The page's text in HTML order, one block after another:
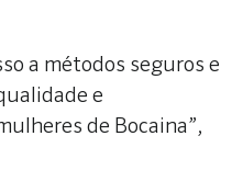
a métodos seguros e
e
de Bocaina”,